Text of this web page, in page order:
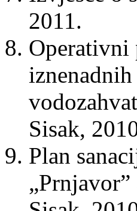
2011.
Operativni
Sisak,
Plan